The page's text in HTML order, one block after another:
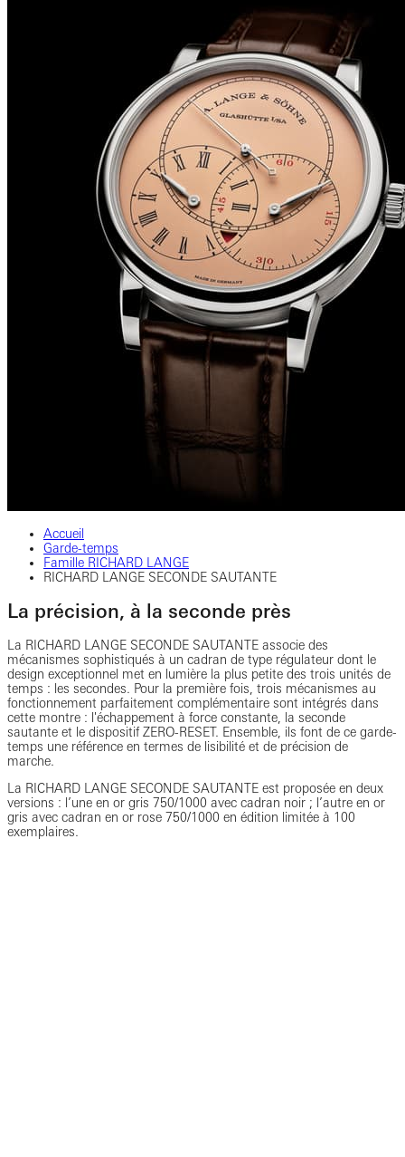
Accueil
Garde-temps
Famille RICHARD LANGE
RICHARD LANGE SECONDE SAUTANTE
La précision, à la seconde près
La RICHARD LANGE SECONDE SAUTANTE associe des
mécanismes sophistiqués à un cadran de type régulateur dont le
design exceptionnel met en lumière la plus petite des trois unités de
temps : les secondes. Pour la première fois, trois mécanismes au
fonctionnement parfaitement complémentaire sont intégrés dans
cette montre : l'échappement à force constante, la seconde
sautante et le dispositif ZERO-RESET. Ensemble, ils font de ce garde-
temps une référence en termes de lisibilité et de précision de
marche.
La RICHARD LANGE SECONDE SAUTANTE est proposée en deux
versions : l’une en or gris 750/1000 avec cadran noir ; l’autre en or
gris avec cadran en or rose 750/1000 en édition limitée à 100
exemplaires.